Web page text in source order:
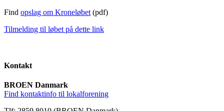
Find opslag om Kroneløbet (pdf)
Tilmelding til løbet på dette link
Kontakt
BROEN Danmark
Find kontaktinfo til lokalforening